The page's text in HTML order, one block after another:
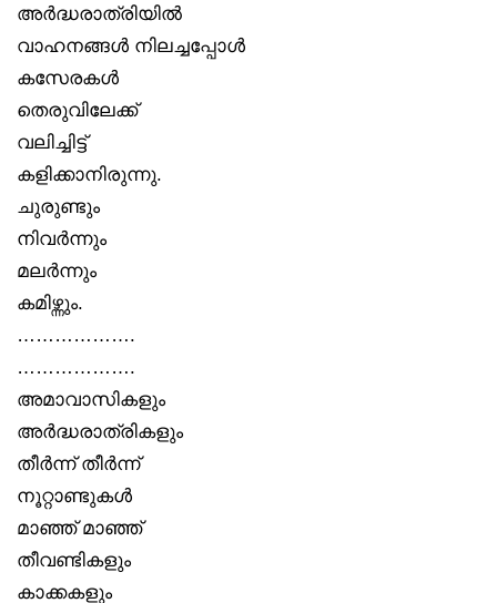
അർദ്ധരാത്രിയിൽ
വാഹനങ്ങൾ നിലച്ചപ്പോൾ
കസേരകൾ
തെരുവിലേക്ക്
വലിച്ചിട്ട്
കളിക്കാനിരുന്നു.
ചുരുണ്ടും
നിവർന്നും
മലർന്നും
കമിഴ്ന്നും.
……………….
……………….
അമാവാസികളും
അർദ്ധരാത്രികളും
തീർന്ന് തീർന്ന്
നൂറ്റാണ്ടുകൾ
മാഞ്ഞ് മാഞ്ഞ്
തീവണ്ടികളും
കാക്കകളും